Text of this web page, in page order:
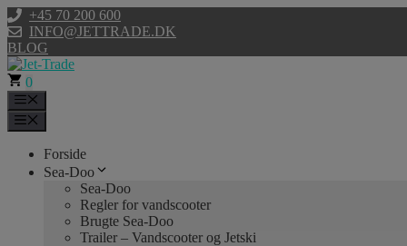
Hop
til
indhold
+45 70 200 600
INFO@JETTRADE.DK
BLOG
0
Forside
Sea-Doo
Sea-Doo
Regler for vandscooter
Brugte Sea-Doo
Trailer – Vandscooter og Jetski